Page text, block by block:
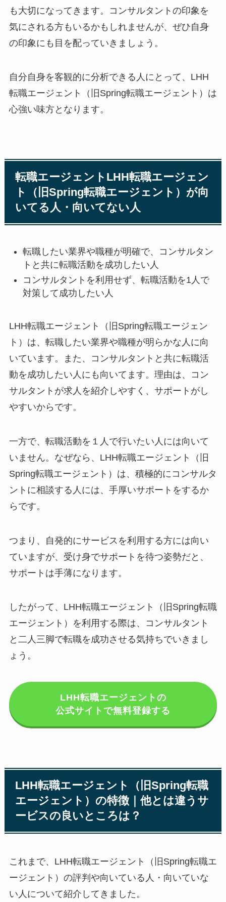
も大切になってきます。コンサルタントの印象を
気にされる方もいるかもしれませんが、ぜひ自身
の印象にも目を配っていきましょう。
自分自身を客観的に分析できる人にとって、LHH
転職エージェント（旧Spring転職エージェント）は
心強い味方となります。
転職エージェントLHH転職エージェン
ト（旧Spring転職エージェント）が向
いてる人・向いてない人
転職したい業界や職種が明確で、コンサルタン
トと共に転職活動を成功したい人
コンサルタントを利用せず、転職活動を1人で
対策して成功したい人
LHH転職エージェント（旧Spring転職エージェン
ト）は、転職したい業界や職種が明らかな人に向
いています。また、コンサルタントと共に転職活
動を成功したい人にも向いてます。理由は、コン
サルタントが求人を紹介しやすく、サポートがし
やすいからです。
一方で、転職活動を１人で行いたい人には向いて
いません。なぜなら、LHH転職エージェント（旧
Spring転職エージェント）は、積極的にコンサルタ
ントに相談する人には、手厚いサポートをするか
らです。
つまり、自発的にサービスを利用する方には向い
ていますが、受け身でサポートを待つ姿勢だと、
サポートは手薄になります。
したがって、LHH転職エージェント（旧Spring転職
エージェント）を利用する際は、コンサルタント
と二人三脚で転職を成功させる気持ちでいきまし
ょう。
LHH転職エージェントの
公式サイトで無料登録する
LHH転職エージェント（旧Spring転職
エージェント）の特徴｜他とは違うサ
ービスの良いところは？
これまで、LHH転職エージェント（旧Spring転職エ
ージェント）の評判や向いている人・向いていな
い人について紹介してきました。